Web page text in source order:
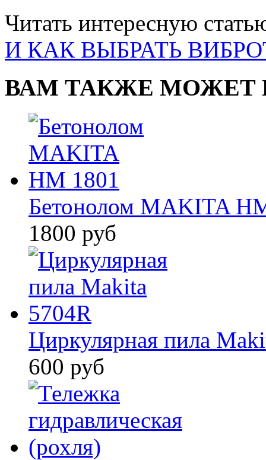
Читать интересную
И КАК ВЫБРАТЬ
ВАМ ТАКЖЕ МОЖЕТ
Бетонолом MAKITA
1800 руб
Циркулярная пила
600 руб